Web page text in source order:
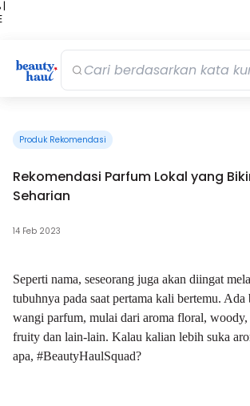
|
Produk Rekomendasi
Rekomendasi Parfum Lokal yang
Seharian
14 Feb 2023
Seperti nama, seseorang juga akan diingat
tubuhnya pada saat pertama kali bertemu. Ada
wangi parfum, mulai dari aroma floral, woody,
fruity dan lain-lain. Kalau kalian lebih suka
apa, #BeautyHaulSquad?